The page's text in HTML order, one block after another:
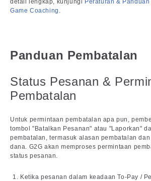
detail lengkap, kunjungi Peraturan & Panduan
Game Coaching .
Panduan Pembatalan
Status Pesanan &
Pembatalan
Untuk permintaan pembatalan apa pun,
tombol "Batalkan Pesanan" atau "Laporkan"
pembatalan, termasuk alasan pembatalan
dana. G2G akan memproses permintaan
status pesanan.
Ketika pesanan dalam keadaan To-Pay /